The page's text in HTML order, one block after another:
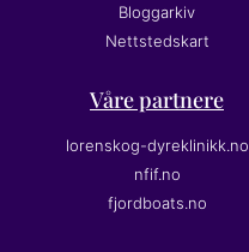
Bloggarkiv
Nettstedskart
Våre partnere
lorenskog-dyreklinikk.no
nfif.no
fjordboats.no